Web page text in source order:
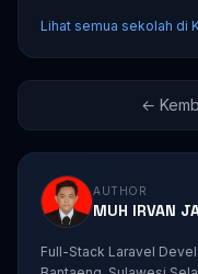
Lihat semua sekolah di
←
AUTHOR
MUH IRVAN
Full-Stack Laravel